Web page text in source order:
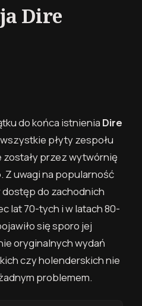
Dire
do końca istnienia Dire
wszystkie płyty zespołu
zostały przez wytwórnię
. Z uwagi na popularność
do zachodnich
lat 70-tych i w latach 80-
się sporo jej
oryginalnych wydań
czy holenderskich nie
problemem.